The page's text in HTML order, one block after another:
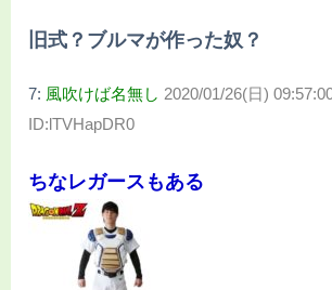
旧式？ブルマが作った奴？
7: 風吹けば名無し 2020/01/26(日)
ID:lTVHapDR0
ちなレガースもある